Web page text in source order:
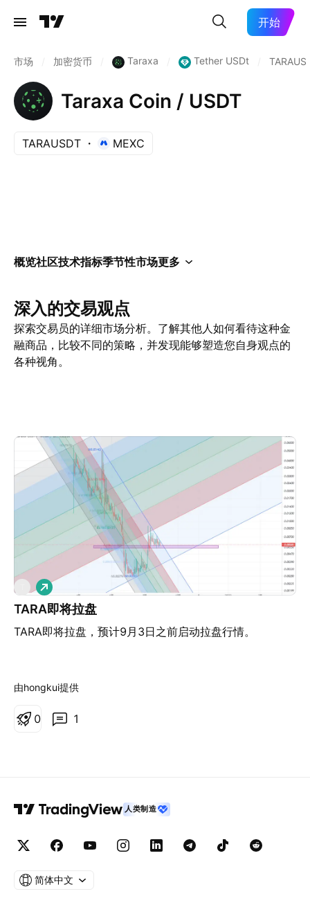
开始
市场 加密货币 Taraxa Tether USDt
Taraxa Coin / USDT
TARAUSDT MEXC
概览社区技术指标季节性市场更多
深入的交易观点
探索交易员的详细市场分析。了解其他人如何看待这种金
融商品，比较不同的策略，并发现能够塑造您自身观点的
各种视角。
TARA即将拉盘
TARA即将拉盘，预计9月3日之前启动拉盘行情。
做
多
由hongkui提供
1
0
人类制造
简体中文